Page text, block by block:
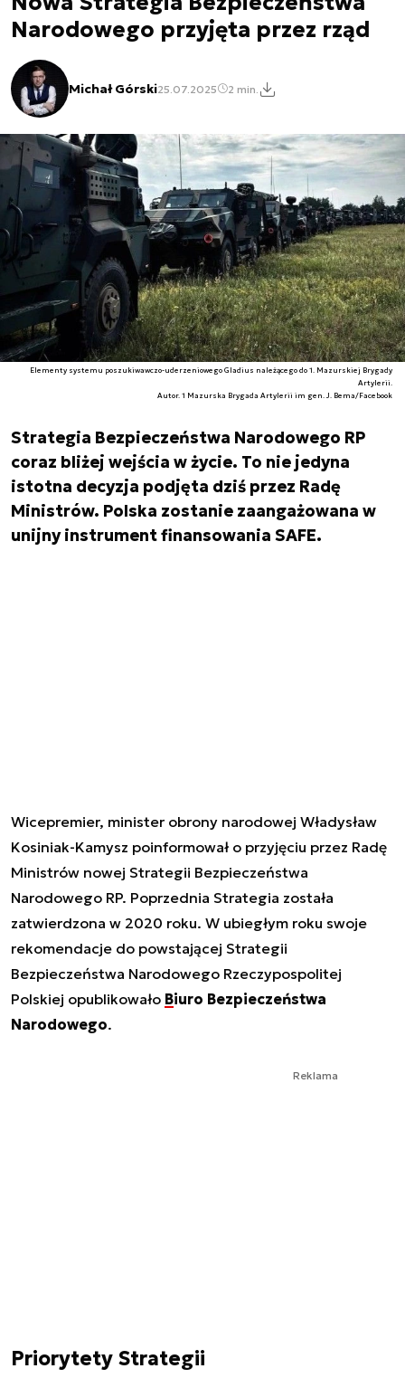
Narodowego przyjęta przez rząd
Michał Górski25.07.2025 2 min.
Elementy systemu poszukiwawczo-uderzeniowego Gladius należącego do 1. Mazurskiej Brygady
Artylerii.
Autor. 1 Mazurska Brygada Artylerii im gen. J. Bema/Facebook
Strategia Bezpieczeństwa Narodowego RP
coraz bliżej wejścia w życie. To nie jedyna
istotna decyzja podjęta dziś przez Radę
Ministrów. Polska zostanie zaangażowana w
unijny instrument finansowania SAFE.
Wicepremier, minister obrony narodowej Władysław
Kosiniak-Kamysz poinformował o przyjęciu przez Radę
Ministrów nowej Strategii Bezpieczeństwa
Narodowego RP. Poprzednia Strategia została
zatwierdzona w 2020 roku. W ubiegłym roku swoje
rekomendacje do powstającej Strategii
Bezpieczeństwa Narodowego Rzeczypospolitej
Polskiej opublikowało Biuro Bezpieczeństwa
Narodowego.
Reklama
Priorytety Strategii